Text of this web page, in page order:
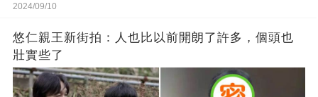
2024/09/10
悠仁親王新街拍：人也比以前開朗了許多，個頭也
壯實些了